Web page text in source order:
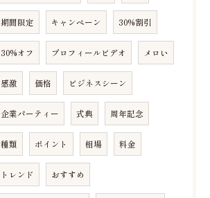
期間限定 キャンペーン 30%割引
30%オフ プロフィールビデオ メロい
感激 価格 ビジネスシーン
企業パーティー 式典 周年記念
種類 ポイント 相場 料金
トレンド おすすめ